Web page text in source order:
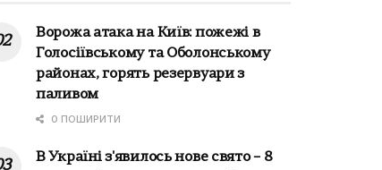
Ворожа атака на Київ: пожежі в
Голосіївському та Оболонському
районах, горять резервуари з
паливом
0 ПОШИРИТИ
В Україні з'явилось нове свято – 8